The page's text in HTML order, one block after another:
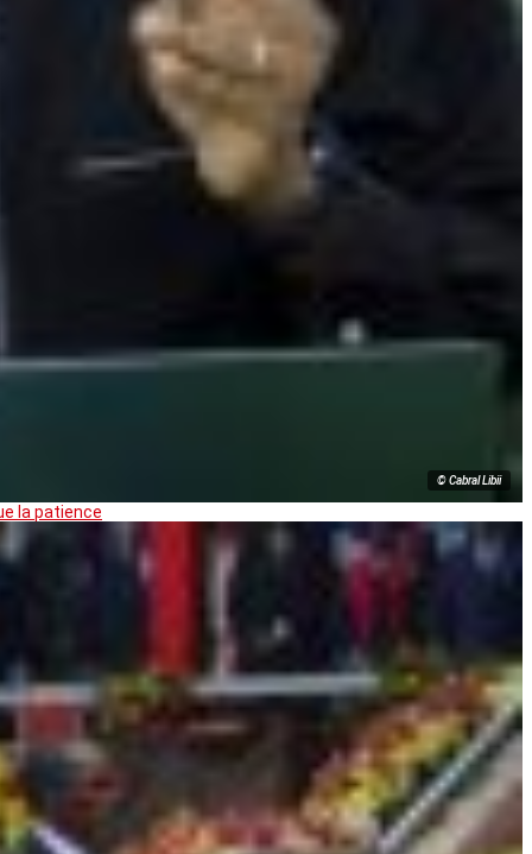
© Cabral Libii
la patience